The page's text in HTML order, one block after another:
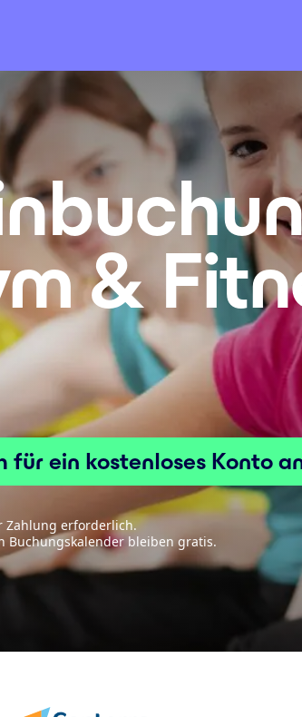
&
für ein kostenloses Konto
Zahlung erforderlich.
Buchungskalender bleiben gratis.